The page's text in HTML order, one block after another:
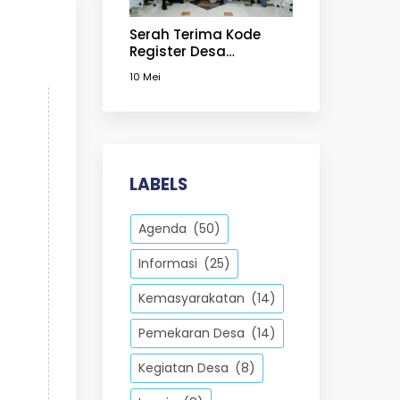
Serah Terima Kode
Register Desa
Persiapan
Mekarsahaja
10 Mei
LABELS
Agenda (50)
Informasi (25)
Kemasyarakatan (14)
Pemekaran Desa (14)
Kegiatan Desa (8)